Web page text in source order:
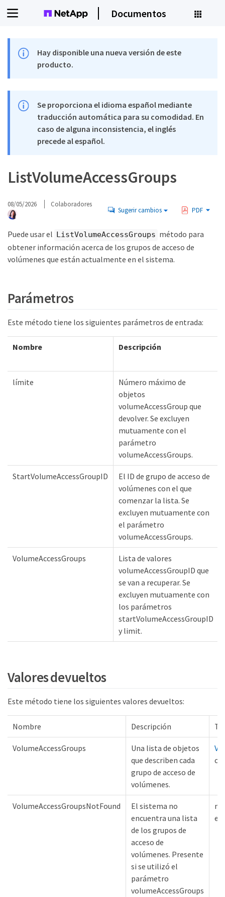
Documentos
Hay disponible una nueva versión de este
producto.
Se proporciona el idioma español mediante
traducción automática para su comodidad. En
caso de alguna inconsistencia, el inglés
precede al español.
ListVolumeAccessGroups
08/05/2026 Colaboradores
Sugerir cambios PDF
Puede usar el ListVolumeAccessGroups método para
obtener información acerca de los grupos de acceso de
volúmenes que están actualmente en el sistema.
Parámetros
Este método tiene los siguientes parámetros de entrada:
Nombre Descripción
límite
Número máximo de
objetos
volumeAccessGroup que
devolver. Se excluyen
mutuamente con el
parámetro
volumeAccessGroups.
StartVolumeAccessGroupID
El ID de grupo de acceso de
volúmenes con el que
comenzar la lista. Se
excluyen mutuamente con
el parámetro
volumeAccessGroups.
VolumeAccessGroups
Lista de valores
volumeAccessGroupID que
se van a recuperar. Se
excluyen mutuamente con
los parámetros
startVolumeAccessGroupID
y limit.
Valores devueltos
Este método tiene los siguientes valores devueltos:
Nombre Descripción
VolumeAccessGroups
Una lista de objetos
que describen cada
grupo de acceso de
volúmenes.
VolumeAccessGroupsNotFound
El sistema no
encuentra una lista
de los grupos de
acceso de
volúmenes. Presente
si se utilizó el
parámetro
volumeAccessGroups